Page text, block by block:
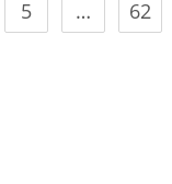
5 … 62